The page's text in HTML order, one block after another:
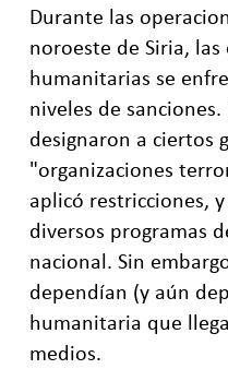
Durante las
noroeste de Siria, las
humanitarias se
niveles de
designaron a ciertos
"organizaciones
aplicó restricciones,
diversos programas
nacional. Sin
dependían (y aún
humanitaria que
medios.